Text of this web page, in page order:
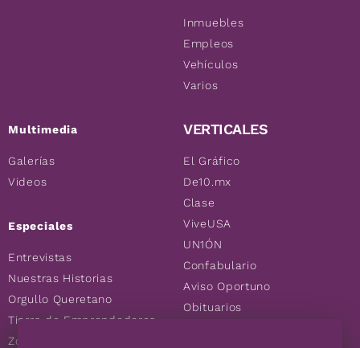
Multimedia
Galerías
Videos
Especiales
Entrevistas
Nuestras Historias
Orgullo Queretano
Tierra de Emprendedores
Zoociales
Inmuebles
Empleos
Vehículos
Varios
VERTICALES
El Gráfico
De10.mx
Clase
ViveUSA
UN1ÓN
Confabulario
Aviso Oportuno
Obituarios